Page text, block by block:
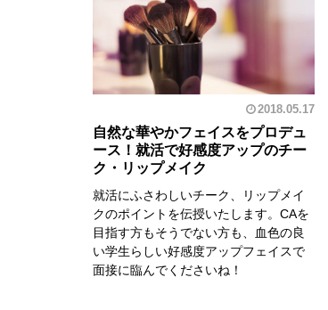
2018.05.17
自然な華やかフェイスをプロデュ
ース！就活で好感度アップのチー
ク・リップメイク
就活にふさわしいチーク、リップメイ
クのポイントを伝授いたします。CAを
目指す方もそうでない方も、血色の良
い学生らしい好感度アップフェイスで
面接に臨んでくださいね！